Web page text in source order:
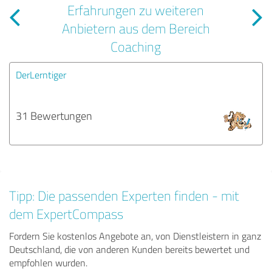
Erfahrungen zu weiteren
Anbietern aus dem Bereich
Coaching
DerLerntiger
31 Bewertungen
Tipp: Die passenden Experten finden - mit
dem ExpertCompass
Fordern Sie kostenlos Angebote an, von Dienstleistern in ganz
Deutschland, die von anderen Kunden bereits bewertet und
empfohlen wurden.